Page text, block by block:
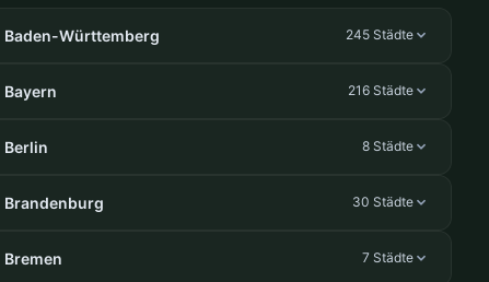
Baden-Württemberg 245 Städte
Bayern 216 Städte
Berlin 8 Städte
Brandenburg 30 Städte
Bremen 7 Städte